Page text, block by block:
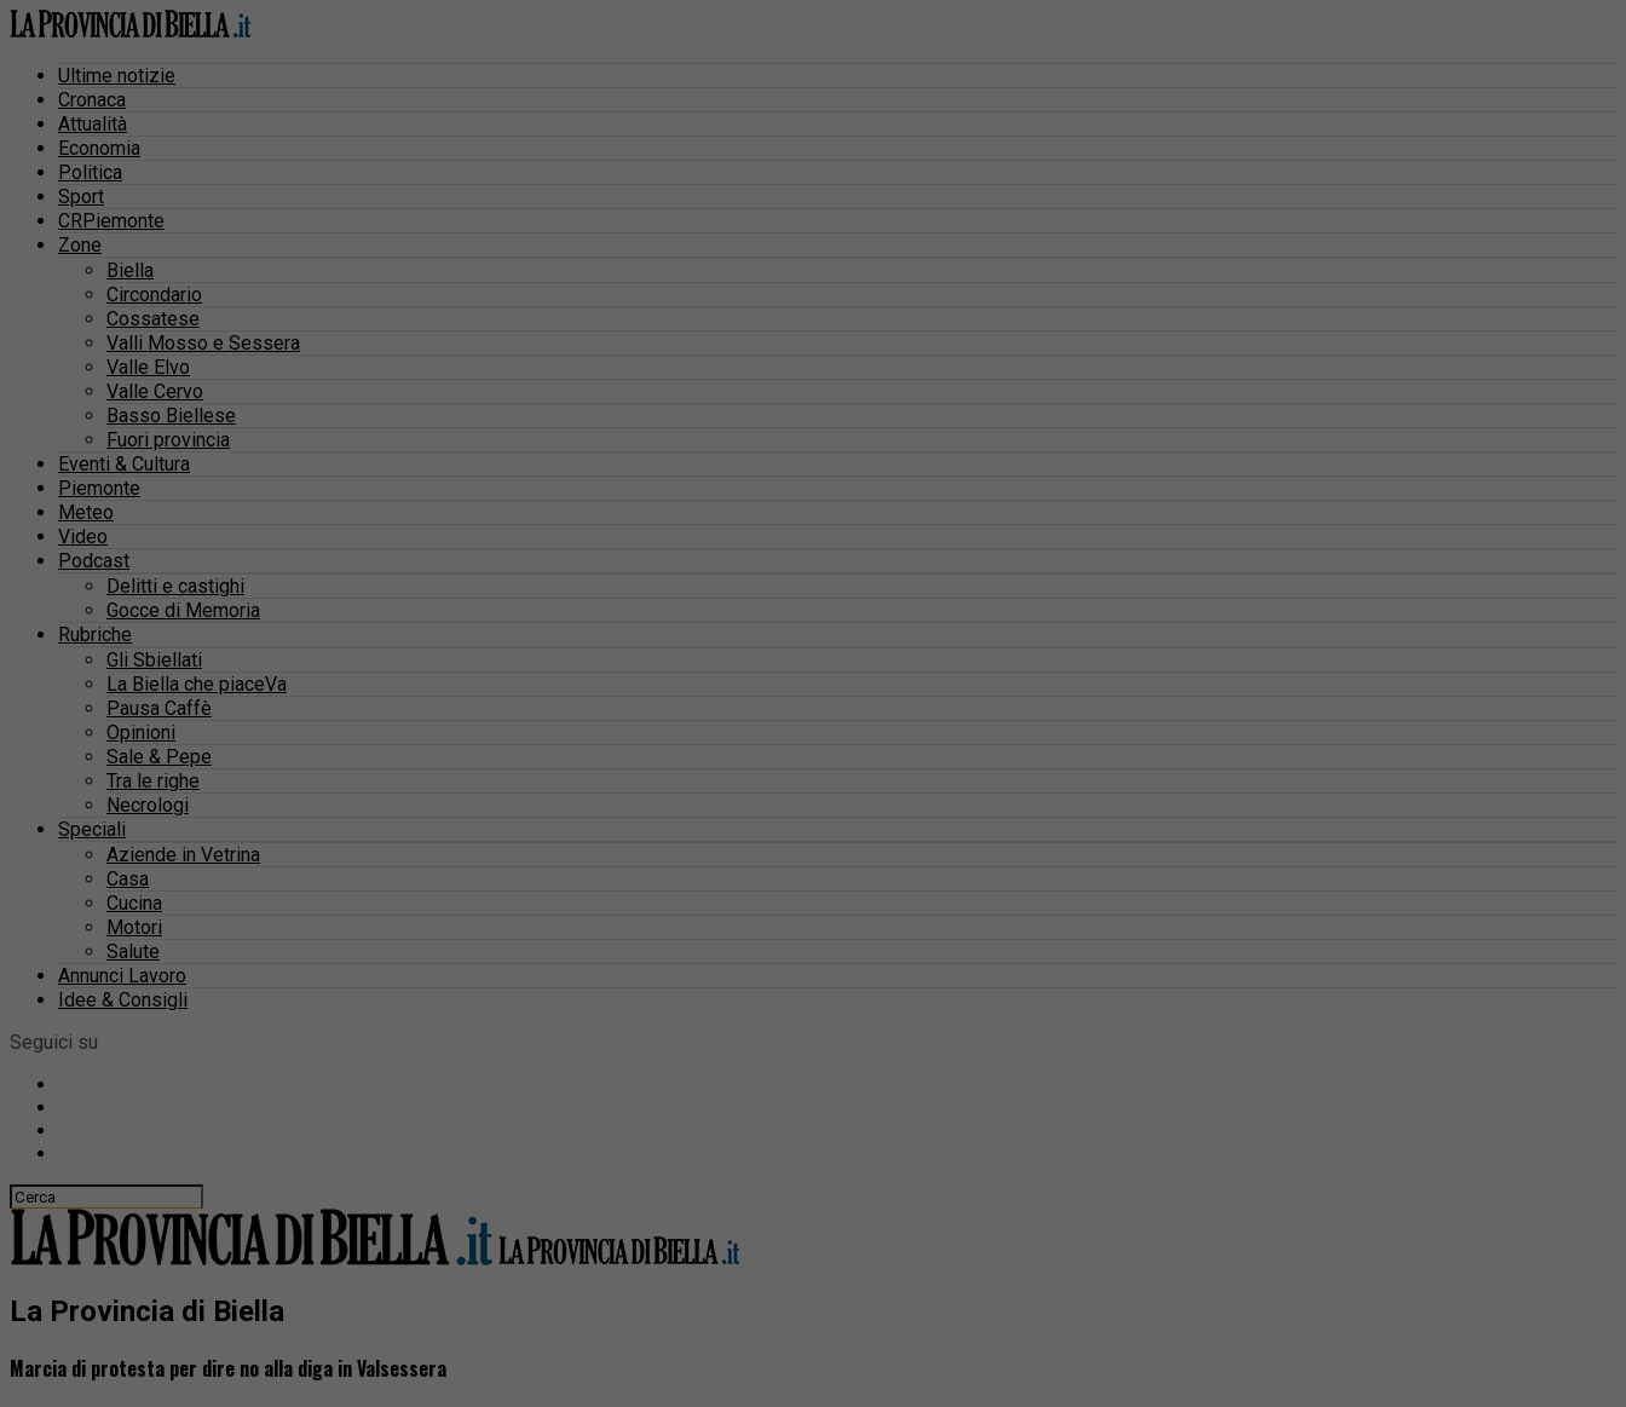
Ultime notizie
Cronaca
Attualità
Economia
Politica
Sport
CRPiemonte
Zone
Biella
Circondario
Cossatese
Valli Mosso e Sessera
Valle Elvo
Valle Cervo
Basso Biellese
Fuori provincia
Eventi & Cultura
Piemonte
Meteo
Video
Podcast
Delitti e castighi
Gocce di Memoria
Rubriche
Gli Sbiellati
La Biella che piaceVa
Pausa Caffè
Opinioni
Sale & Pepe
Tra le righe
Necrologi
Speciali
Aziende in Vetrina
Casa
Cucina
Motori
Salute
Annunci Lavoro
Idee & Consigli
Seguici su
La Provincia di Biella
Marcia di protesta per dire no alla diga in Valsessera